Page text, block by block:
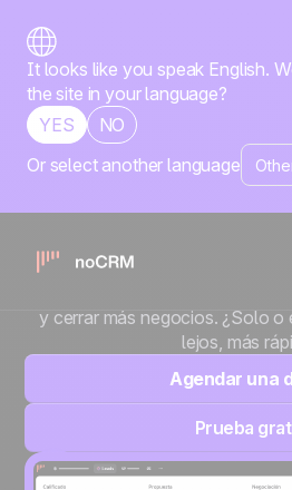
It looks like you speak English.
the site in your language?
YES
NO
Or select another language
Los
odian los
noCRM es la herramienta de
y cerrar más negocios. ¿Solo o
lejos, más
Agendar una
Prueba